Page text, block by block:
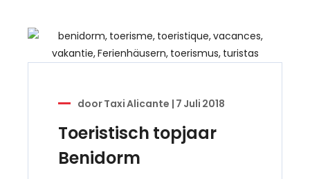
Nederlands
doorTaxi Alicante | 7 Juli 2018
Toeristisch topjaar
Benidorm